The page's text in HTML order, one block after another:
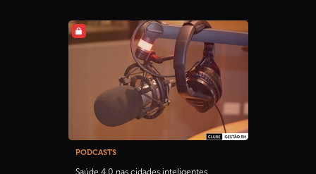
PODCASTS
Saúde 4.0 nas cidades inteligentes